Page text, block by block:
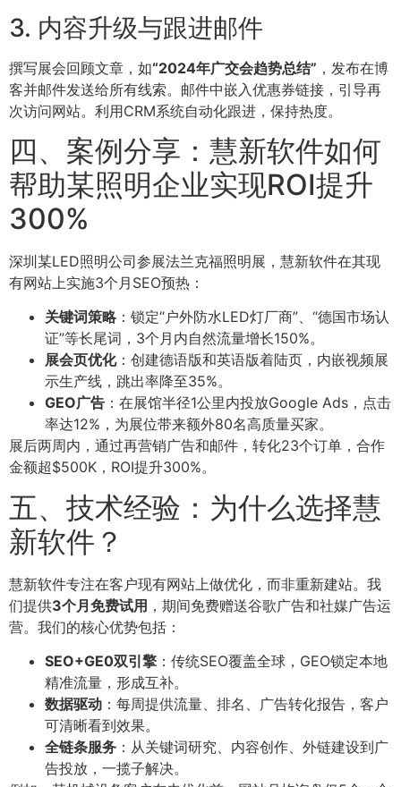
3. 内容升级与跟进邮件
撰写展会回顾文章，如“2024年广交会趋势总结” ，发布在博
客并邮件发送给所有线索。邮件中嵌入优惠券链接，引导再
次访问网站。利用CRM系统自动化跟进，保持热度。
四、案例分享：慧新软件如何
帮助某照明企业实现ROI提升
300%
深圳某LED照明公司参展法兰克福照明展，慧新软件在其现
有网站上实施3个月SEO预热：
关键词策略：锁定“户外防水LED灯厂商”、“德国市场认
证”等长尾词，3个月内自然流量增长150%。
展会页优化：创建德语版和英语版着陆页，内嵌视频展
示生产线，跳出率降至35%。
GEO广告 ：在展馆半径1公里内投放Google Ads，点击
率达12%，为展位带来额外80名高质量买家。
展后两周内，通过再营销广告和邮件，转化23个订单，合作
金额超$500K，ROI提升300%。
五、技术经验：为什么选择慧
新软件？
慧新软件专注在客户现有网站上做优化，而非重新建站。我
们提供3个月免费试用 ，期间免费赠送谷歌广告和社媒广告运
营。我们的核心优势包括：
SEO+GE0双引擎 ：传统SEO覆盖全球，GEO锁定本地
精准流量，形成互补。
数据驱动 ：每周提供流量、排名、广告转化报告，客户
可清晰看到效果。
全链条服务 ：从关键词研究、内容创作、外链建设到广
告投放，一揽子解决。